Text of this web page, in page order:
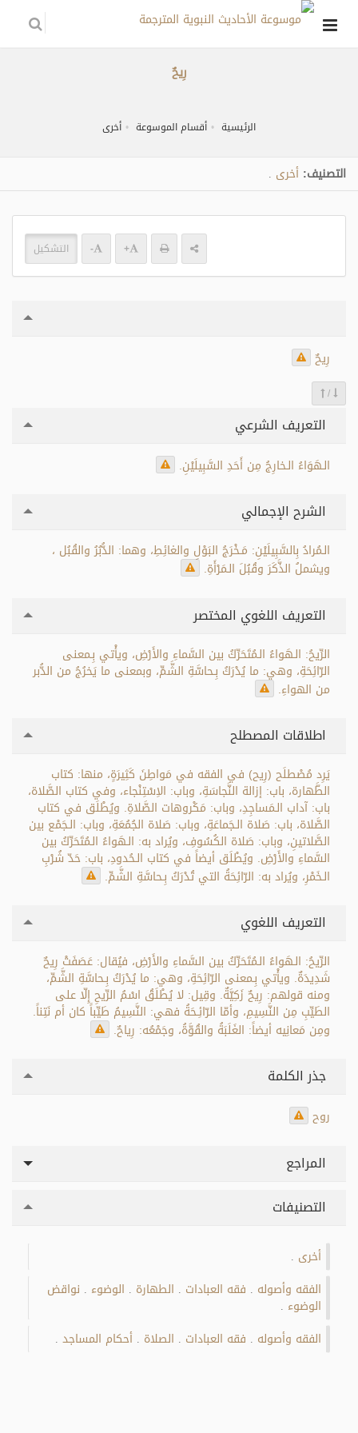
رِيحٌ
الرئيسية أقسام الموسوعة أخرى
التصنيف: أخرى
+
- التشكيل
رِيحٌ
/
التعريف الشرعي
الـهَوَاءُ الـخارِجُ مِن أَحَدِ السَّبِيلَيْنِ.
الشرح الإجمالي
الـمُرادُ بِالسَّبِيلَيْنِ: مَـخْرَجُ البَوْلِ والغائِطِ، وهما: الدُّبُرُ والقُبُل ،
ويشملُ الذَّكَرَ وقُبُلَ الـمَرْأَةِ.
التعريف اللغوي المختصر
الرِّيحُ: الـهَواءُ الـمُتَحَرِّكُ بين السَّماءِ والأَرْضِ، ويأْتي بِـمعنى
الرّائِحَةِ، وهي: ما يُدْرَكُ بِـحاسَّةِ الشَّمِّ، وبمعنى ما يَخرُجُ من الدُّبر
من الهواءِ.
اطلاقات المصطلح
يَرِد مُصْطلَح (رِيح) في الفقه في مَواطِنَ كَثِيرَةٍ، منها: كتاب
الطَّهارة، باب: إزالة النَّجاسَةِ، وباب: الاِسْتِنْجاء، وفي كتاب الصَّلاة،
باب: آداب الـمَساجِدِ، وباب: مَكْروهات الصَّلاةِ. ويُطْلَق في كتاب
الصَّلاة، باب: صَلاة الـجَماعَةِ، وباب: صَلاة الجُمُعَةِ، وباب: الـجَمْع بين
الصَّلاتينِ، وباب: صَلاة الكُسُوفِ، ويُراد به: الـهَواءُ الـمُتَحَرِّكُ بين
السَّماءِ والأَرْضِ. ويُطْلَق أيضاً في كتاب الـحُدودِ، باب: حَدّ شُرْبِ
الـخَمْرِ، ويُراد به: الرّائِحَةُ التي تُدْرَكُ بِـحاسَّةِ الشَّمِّ.
التعريف اللغوي
الرِّيحُ: الـهَواءُ الـمُتَحَرِّكُ بين السَّماءِ والأَرْضِ، فيُقال: عَصَفَتْ رِيحٌ
شَدِيدَةٌ. ويأْتي بِـمعنى الرّائِحَةِ، وهي: ما يُدْرَكُ بِـحاسَّةِ الشَّمِّ،
ومنه قولهم: رِيحٌ زَكِيَّةٌ. وقِيل: لا يُطْلَقُ اسْمُ الرِّيحِ إِلّا على
الطَيِّبِ مِن النَّسِيمِ، وأمّا الرّائِـحَةُ فهي: النَّسِيمُ طَيِّباً كان أم نَتِناً.
ومِن مَعانِيه أيضاً: الغَلَبَةُ والقُوَّةُ، وجَمْعُه: رِياحٌ.
جذر الكلمة
روح
المراجع
التصنيفات
أخرى
الفقه وأصوله فقه العبادات الطهارة الوضوء نواقض
الوضوء
الفقه وأصوله فقه العبادات الصلاة أحكام المساجد